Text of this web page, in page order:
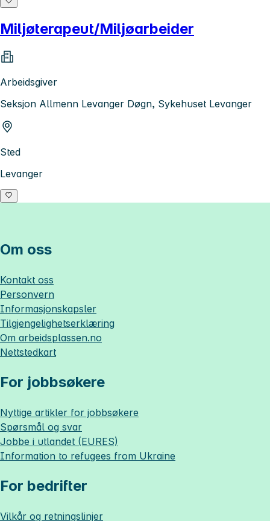
Miljøterapeut/Miljøarbeider
Arbeidsgiver
Seksjon Allmenn Levanger Døgn, Sykehuset Levanger
Sted
Levanger
Om oss
Kontakt oss
Personvern
Informasjonskapsler
Tilgjengelighetserklæring
Om arbeidsplassen.no
Nettstedkart
For jobbsøkere
Nyttige artikler for jobbsøkere
Spørsmål og svar
Jobbe i utlandet (EURES)
Information to refugees from Ukraine
For bedrifter
Vilkår og retningslinjer